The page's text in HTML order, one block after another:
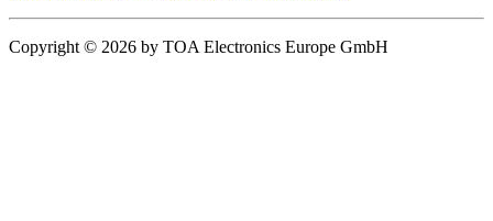
Copyright © 2026 by TOA Electronics Europe GmbH